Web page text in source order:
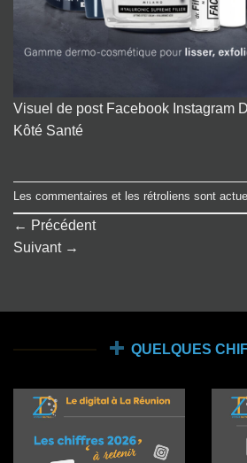
Visuel de post Facebook Instagram
Kôté Santé
Les commentaires et les rétroliens sont
← Précédent
Suivant →
QUELQUES